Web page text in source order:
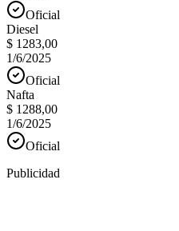
Oficial
Diesel
$ 1283,00
1/6/2025
Oficial
Nafta
$ 1288,00
1/6/2025
Oficial
Publicidad